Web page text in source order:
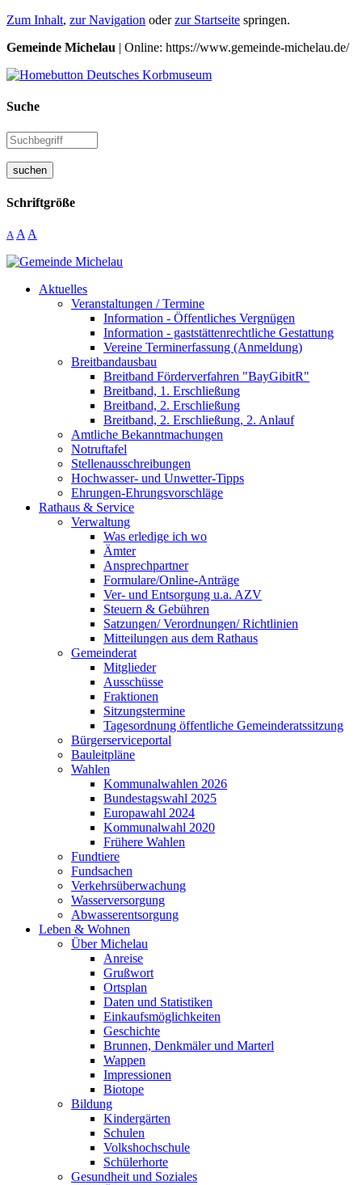
Zum Inhalt, zur Navigation oderzur Startseite springen.
Gemeinde Michelau | Online: https://www.gemeinde-michelau.de/
Suche
suchen
Schriftgröße
A A A
Aktuelles
Veranstaltungen / Termine
Information - Öffentliches Vergnügen
Information - gaststättenrechtliche Gestattung
Vereine Terminerfassung (Anmeldung)
Breitbandausbau
Breitband Förderverfahren "BayGibitR"
Breitband, 1. Erschließung
Breitband, 2. Erschließung
Breitband, 2. Erschließung, 2. Anlauf
Amtliche Bekanntmachungen
Notruftafel
Stellenausschreibungen
Hochwasser- und Unwetter-Tipps
Ehrungen-Ehrungsvorschläge
Rathaus & Service
Verwaltung
Was erledige ich wo
Ämter
Ansprechpartner
Formulare/Online-Anträge
Ver- und Entsorgung u.a. AZV
Steuern & Gebühren
Satzungen/ Verordnungen/ Richtlinien
Mitteilungen aus dem Rathaus
Gemeinderat
Mitglieder
Ausschüsse
Fraktionen
Sitzungstermine
Tagesordnung öffentliche Gemeinderatssitzung
Bürgerserviceportal
Bauleitpläne
Wahlen
Kommunalwahlen 2026
Bundestagswahl 2025
Europawahl 2024
Kommunalwahl 2020
Frühere Wahlen
Fundtiere
Fundsachen
Verkehrsüberwachung
Wasserversorgung
Abwasserentsorgung
Leben & Wohnen
Über Michelau
Anreise
Grußwort
Ortsplan
Daten und Statistiken
Einkaufsmöglichkeiten
Geschichte
Brunnen, Denkmäler und Marterl
Wappen
Impressionen
Biotope
Bildung
Kindergärten
Schulen
Volkshochschule
Schülerhorte
Gesundheit und Soziales